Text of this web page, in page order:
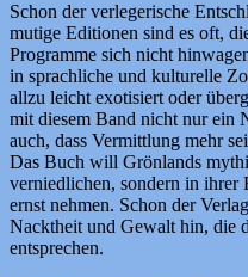
Schon der verlegerische
mutige Editionen sind es oft,
Programme sich nicht
in sprachliche und kulturelle
allzu leicht exotisiert oder
mit diesem Band nicht nur ein
auch, dass Vermittlung mehr
Das Buch will Grönlands
verniedlichen, sondern in ihrer
ernst nehmen. Schon der
Nacktheit und Gewalt hin, die
entsprechen.